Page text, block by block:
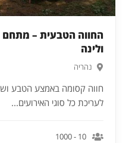
החווה הטבעית – מתחם
ולינה
נהריה
חווה קסומה באמצע הטבע
לעריכת כל סוגי האירועים...
10 - 1000